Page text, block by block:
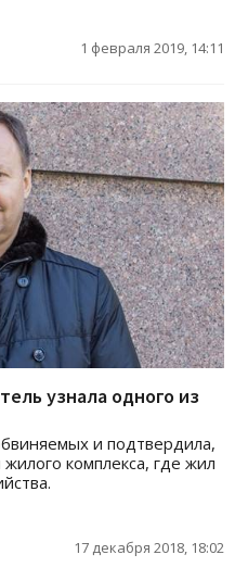
1 февраля 2019, 14:11
узнала одного из
и подтвердила,
комплекса, где жил
17 декабря 2018, 18:02